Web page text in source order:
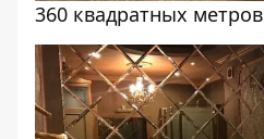
360 квадратных метров